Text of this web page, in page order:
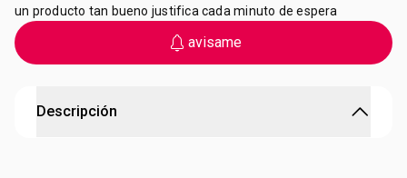
un producto tan bueno justifica cada minuto de espera
avisame
Descripción